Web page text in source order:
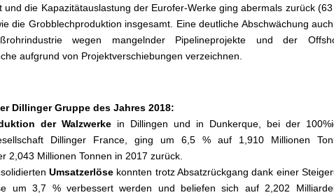
und die Kapazitätauslastung der Eurofer-Werke ging abermals zurück (63
die Grobblechproduktion insgesamt. Eine deutliche Abschwächung
wegen mangelnder Pipelineprojekte und der
aufgrund von Projektverschiebungen verzeichnen.
Dillinger Gruppe des Jahres 2018:
der Walzwerke in Dillingen und in Dunkerque, bei der
Dillinger France, ging um 6,5 % auf 1,910 Millionen
2,043 Millionen Tonnen in 2017 zurück.
Umsatzerlöse konnten trotz Absatzrückgang dank einer
um 3,7 % verbessert werden und beliefen sich auf 2,202